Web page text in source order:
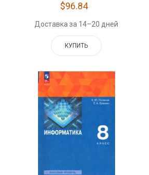
$96.84
Доставка за 14–20 дней
КУПИТЬ